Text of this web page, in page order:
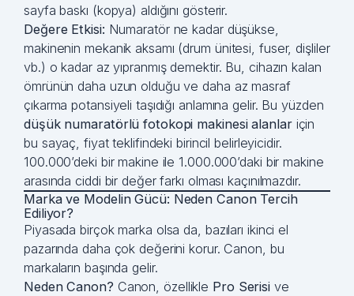
sayfa baskı (kopya) aldığını gösterir.
Değere Etkisi: Numaratör ne kadar düşükse,
makinenin mekanik aksamı (drum ünitesi, fuser, dişliler
vb.) o kadar az yıpranmış demektir. Bu, cihazın kalan
ömrünün daha uzun olduğu ve daha az masraf
çıkarma potansiyeli taşıdığı anlamına gelir. Bu yüzden
düşük numaratörlü fotokopi makinesi alanlariçin
bu sayaç, fiyat teklifindeki birincil belirleyicidir.
100.000’deki bir makine ile 1.000.000’daki bir makine
arasında ciddi bir değer farkı olması kaçınılmazdır.
Marka ve Modelin Gücü: Neden Canon Tercih
Ediliyor?
Piyasada birçok marka olsa da, bazıları ikinci el
pazarında daha çok değerini korur. Canon, bu
markaların başında gelir.
Neden Canon? Canon, özellikle Pro Serisi ve